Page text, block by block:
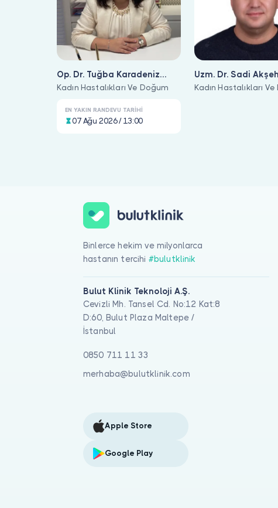
Op. Dr. Tuğba Karadeniz
Atalay
Kadın Hastalıkları Ve Doğum
EN YAKIN RANDEVU TARIHI
07 Ağu 2026 / 13:00
Uzm. Dr. Sadi
Kadın Hastalıkları
Binlerce hekim ve milyonlarca
hastanın tercihi #bulutklinik
Bulut Klinik Teknoloji A.Ş.
Cevizli Mh. Tansel Cd. No:12 Kat:8
D:60, Bulut Plaza Maltepe /
İstanbul
0850 711 11 33
merhaba@bulutklinik.com
Apple Store
Google Play